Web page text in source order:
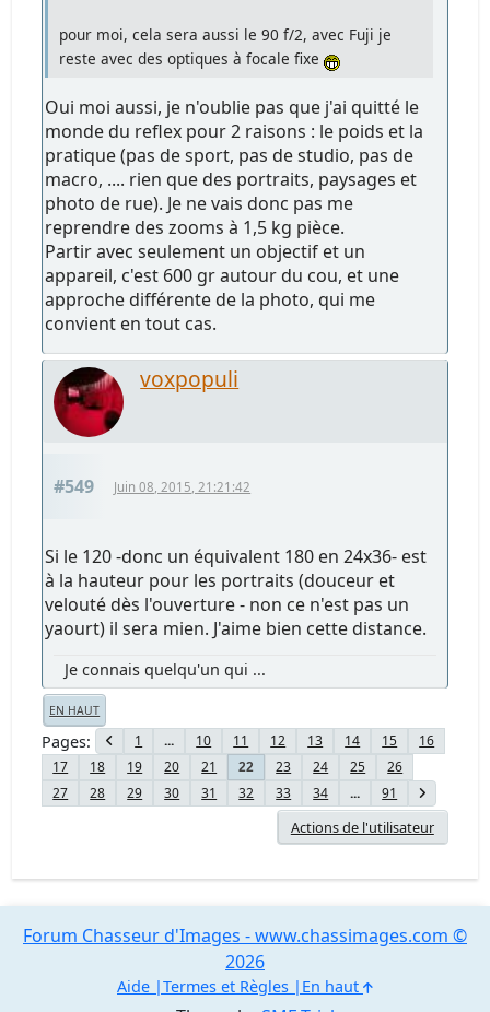
pour moi, cela sera aussi le 90 f/2, avec Fuji je
reste avec des optiques à focale fixe
Oui moi aussi, je n'oublie pas que j'ai quitté le
monde du reflex pour 2 raisons : le poids et la
pratique (pas de sport, pas de studio, pas de
macro, .... rien que des portraits, paysages et
photo de rue). Je ne vais donc pas me
reprendre des zooms à 1,5 kg pièce.
Partir avec seulement un objectif et un
appareil, c'est 600 gr autour du cou, et une
approche différente de la photo, qui me
convient en tout cas.
voxpopuli
#549 Juin 08, 2015, 21:21:42
Si le 120 -donc un équivalent 180 en 24x36- est
à la hauteur pour les portraits (douceur et
velouté dès l'ouverture - non ce n'est pas un
yaourt) il sera mien. J'aime bien cette distance.
Je connais quelqu'un qui ...
EN HAUT
Pages 1 ... 10 11 12 13 14 15
16
17
18 19 20 21 22 23 24 25
26
27
28 29 30 31 32 33 34 ... 91
Actions de l'utilisateur
Forum Chasseur d'Images - www.chassimages.com ©
2026
Aide Termes et Règles En haut